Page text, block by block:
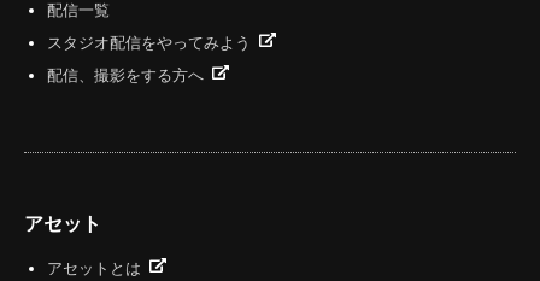
配信一覧
スタジオ配信をやってみよう
配信、撮影をする方へ
アセット
アセットとは